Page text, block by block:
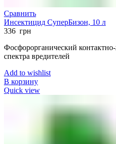
Сравнить
Инсектицид СуперБизон, 10 л
336 грн
Фосфорорганический
спектра вредителей
Add to wishlist
В корзину
Quick view